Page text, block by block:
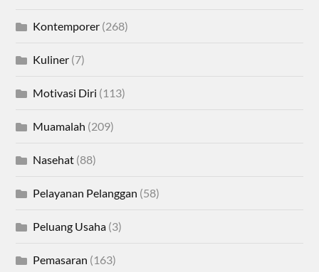
Kontemporer (268)
Kuliner (7)
Motivasi Diri (113)
Muamalah (209)
Nasehat (88)
Pelayanan Pelanggan (58)
Peluang Usaha (3)
Pemasaran (163)